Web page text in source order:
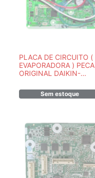
PLACA DE CIRCUITO (
EVAPORADORA ) PECA
ORIGINAL DAIKIN-
Sem estoque